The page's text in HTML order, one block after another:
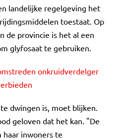
landelijke regelgeving het
toestaat. Op
de provincie is het al een
glyfosaat te gebruiken.
onkruidverdelger
dwingen is, moet blijken.
geloven dat het kan. "De
haar inwoners te